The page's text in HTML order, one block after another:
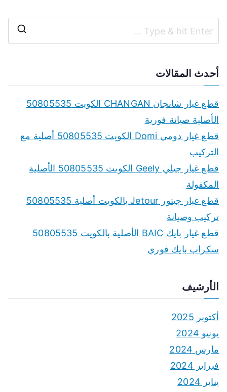
r
أحدث المقالات
قطع غيار شانجان CHANGAN الكويت 50805535
الأصلية صيانة فورية
قطع غيار دومي Domi الكويت 50805535 أصلية مع
التركيب
قطع غيار جيلي Geely الكويت 50805535 الأصلية
المكفولة
قطع غيار جيتور Jetour بالكويت أصلية 50805535
تركيب وصيانة
قطع غيار بايك BAIC الأصلية بالكويت 50805535
سكراب بايك فوري
الأرشيف
أكتوبر 2025
يونيو 2024
مارس 2024
فبراير 2024
يناير 2024